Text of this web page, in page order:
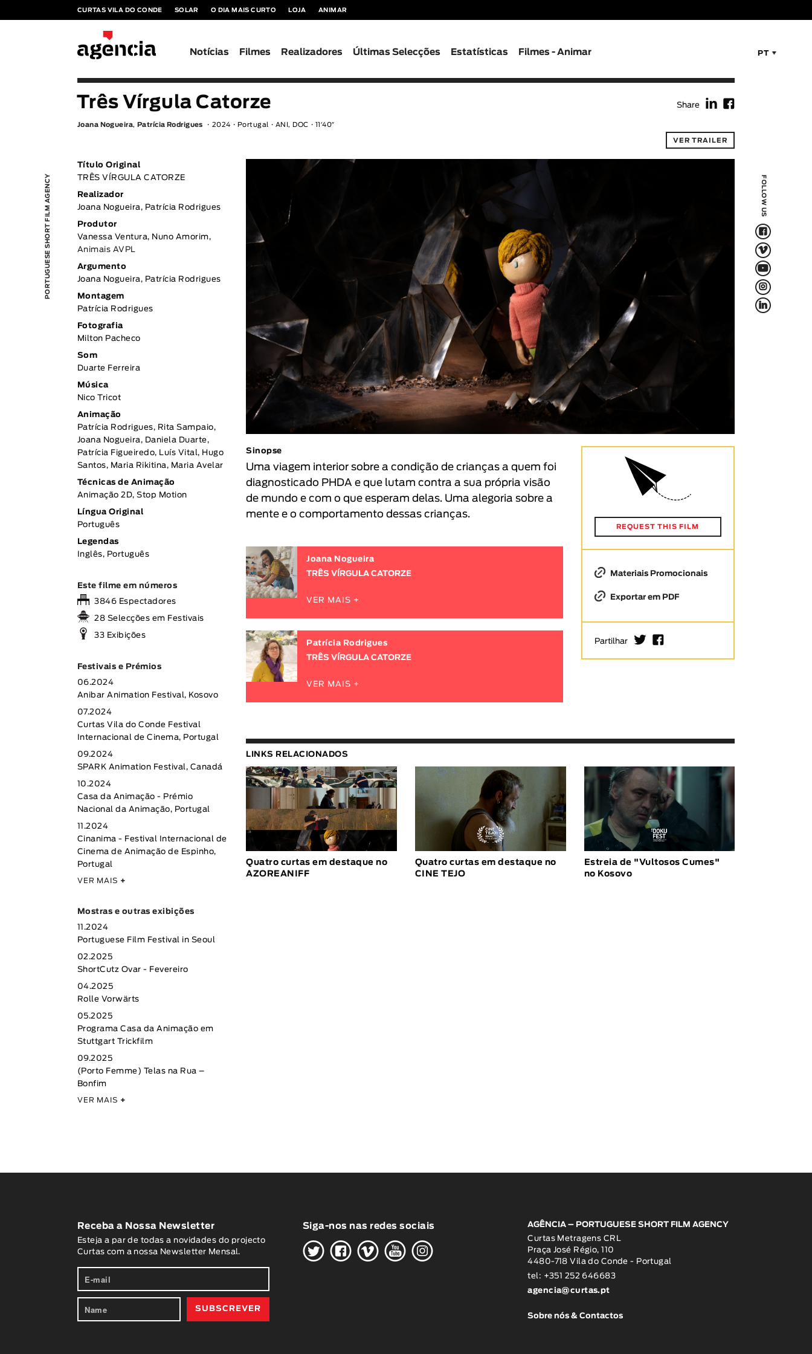
CURTAS VILA DO CONDE SOLAR O DIA MAIS CURTO LOJA ANIMAR
PT
Notícias Filmes Realizadores Últimas Selecções Estatísticas Filmes - Animar
PORTUGUESE SHORT FILM AGENCY FOLLOW US
F
V
Q
L
f
Três Vírgula Catorze
Joana Nogueira, Patrícia Rodrigues 2024 Portugal ANI, DOC 11′40″
Share f F
VER TRAILER
REQUEST THIS FILM
Materiais Promocionais
Exportar em PDF
Partilhar I F
Sinopse
Uma viagem interior sobre a condição de crianças a quem foi
diagnosticado PHDA e que lutam contra a sua própria visão
de mundo e com o que esperam delas. Uma alegoria sobre a
mente e o comportamento dessas crianças.
Joana Nogueira
TRÊS VÍRGULA CATORZE
VER MAIS +
Patrícia Rodrigues
TRÊS VÍRGULA CATORZE
VER MAIS +
LINKS RELACIONADOS
Quatro curtas em destaque no
AZOREANIFF
Quatro curtas em destaque no
CINE TEJO
Estreia de "Vultosos Cumes"
no Kosovo
Título Original
TRÊS VÍRGULA CATORZE
Realizador
Joana Nogueira, Patrícia Rodrigues
Produtor
Vanessa Ventura, Nuno Amorim,
Animais AVPL
Argumento
Joana Nogueira, Patrícia Rodrigues
Montagem
Patrícia Rodrigues
Fotografia
Milton Pacheco
Som
Duarte Ferreira
Música
Nico Tricot
Animação
Patrícia Rodrigues, Rita Sampaio,
Joana Nogueira, Daniela Duarte,
Patrícia Figueiredo, Luís Vital, Hugo
Santos, Maria Rikitina, Maria Avelar
Técnicas de Animação
Animação 2D, Stop Motion
Língua Original
Português
Legendas
Inglês, Português
Este filme em números
3846 Espectadores
28 Selecções em Festivais
33 Exibições
Festivais e Prémios
06.2024
Anibar Animation Festival, Kosovo
07.2024
Curtas Vila do Conde Festival
Internacional de Cinema, Portugal
09.2024
SPARK Animation Festival, Canadá
10.2024
Casa da Animação - Prémio
Nacional da Animação, Portugal
11.2024
Cinanima - Festival Internacional de
Cinema de Animação de Espinho,
Portugal
VER MAIS +
Mostras e outras exibições
11.2024
Portuguese Film Festival in Seoul
02.2025
ShortCutz Ovar - Fevereiro
04.2025
Rolle Vorwärts
05.2025
Programa Casa da Animação em
Stuttgart Trickfilm
09.2025
(Porto Femme) Telas na Rua –
Bonfim
VER MAIS +
Receba a Nossa Newsletter
Esteja a par de todas a novidades do projecto
Curtas com a nossa Newsletter Mensal.
Siga-nos nas redes sociais
HGWOK
AGÊNCIA – PORTUGUESE SHORT FILM AGENCY
Curtas Metragens CRL
Praça José Régio, 110
4480-718 Vila do Conde - Portugal
tel: +351 252 646683
agencia@curtas.pt
Sobre nós & Contactos